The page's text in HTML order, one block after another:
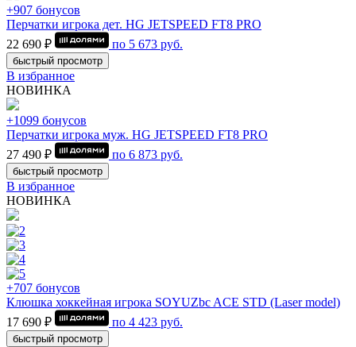
+907 бонусов
Перчатки игрока дет. HG JETSPEED FT8 PRO
22 690 ₽
по 5 673 руб.
быстрый просмотр
В избранное
НОВИНКА
+1099 бонусов
Перчатки игрока муж. HG JETSPEED FT8 PRO
27 490 ₽
по 6 873 руб.
быстрый просмотр
В избранное
НОВИНКА
+707 бонусов
Клюшка хоккейная игрока SOYUZbc ACE STD (Laser model)
17 690 ₽
по 4 423 руб.
быстрый просмотр